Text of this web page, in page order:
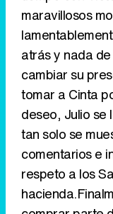
maravillosos
atrás y nada
cambiar su
tomar a Cinta
deseo, Julio se
tan solo se
comentarios e
respeto a los